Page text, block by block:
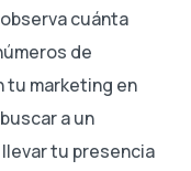
cuánta
de
tu marketing en
a un
tu presencia